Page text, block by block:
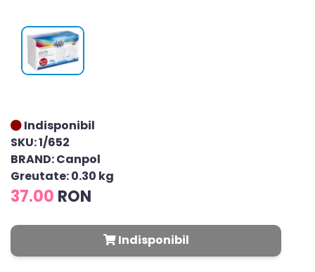
Indisponibil
SKU: 1/652
BRAND: Canpol
Greutate: 0.30 kg
37.00 RON
Indisponibil